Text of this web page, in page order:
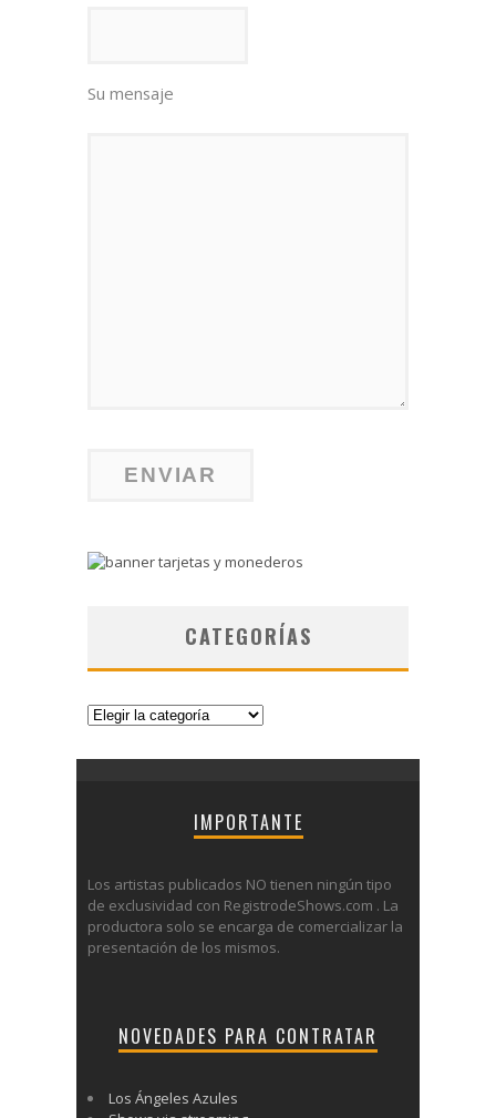
Su mensaje
CATEGORÍAS
Categorías
IMPORTANTE
Los artistas publicados NO tienen ningún tipo
de exclusividad con RegistrodeShows.com . La
productora solo se encarga de comercializar la
presentación de los mismos.
NOVEDADES PARA CONTRATAR
Los Ángeles Azules